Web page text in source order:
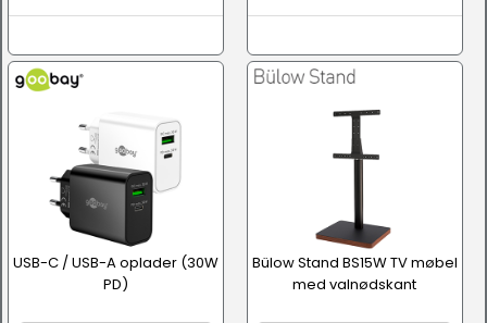
USB-C / USB-A oplader (30W
PD)
Bülow Stand BS15W TV møbel
med valnødskant